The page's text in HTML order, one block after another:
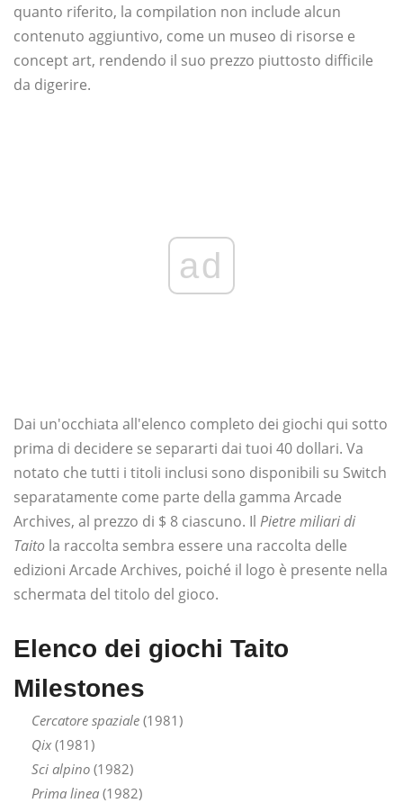
quanto riferito, la compilation non include alcun
contenuto aggiuntivo, come un museo di risorse e
concept art, rendendo il suo prezzo piuttosto difficile
da digerire.
ad
Dai un'occhiata all'elenco completo dei giochi qui sotto
prima di decidere se separarti dai tuoi 40 dollari. Va
notato che tutti i titoli inclusi sono disponibili su Switch
separatamente come parte della gamma Arcade
Archives, al prezzo di $ 8 ciascuno. Il Pietre miliari di
Taito la raccolta sembra essere una raccolta delle
edizioni Arcade Archives, poiché il logo è presente nella
schermata del titolo del gioco.
Elenco dei giochi Taito
Milestones
Cercatore spaziale (1981)
Qix(1981)
Sci alpino (1982)
Prima linea (1982)